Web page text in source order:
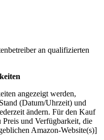
an qualifizierten
angezeigt werden,
(Datum/Uhrzeit) und
ändern. Für den Kauf
Preis und Verfügbarkeit, die
Amazon-Website(s)]